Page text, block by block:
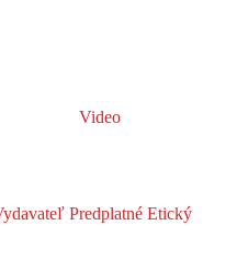
Video
Predplatné Etický